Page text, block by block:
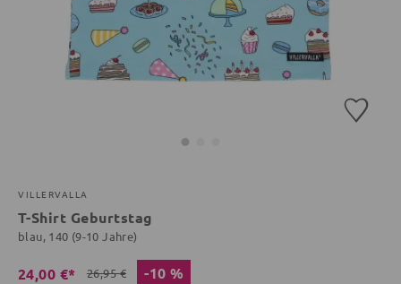
VILLERVALLA
T-Shirt Geburtstag
blau, 140 (9-10 Jahre)
24,00 €* 26,95 € -10 %